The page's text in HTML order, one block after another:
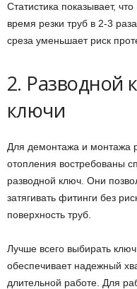
Статистика показывает,
время резки труб в 2-3
среза уменьшает риск
2. Разводной
ключи
Для демонтажа и монтажа
отопления востребованы
разводной ключ. Они
затягивать фитинги без
поверхность труб.
Лучше всего выбирать
обеспечивает надежный
длительной работе. Для